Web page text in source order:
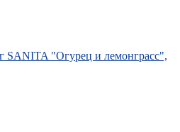
SANITA "Огурец и лемонграсс",